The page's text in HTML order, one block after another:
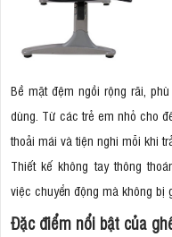
Bề mặt đệm ngồi rộng rãi,
dùng. Từ các trẻ em nhỏ cho
thoải mái và tiện nghi mỗi khi
Thiết kế không tay thông
việc chuyển động mà không bị
Đặc điểm nổi bật của